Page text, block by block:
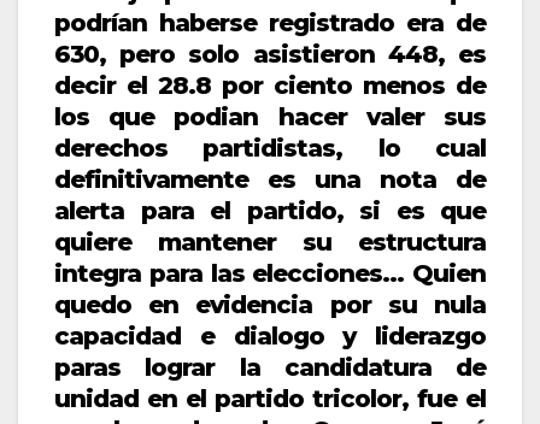
podrían haberse registrado era de
630, pero solo asistieron 448, es
decir el 28.8 por ciento menos de
los que podian hacer valer sus
derechos partidistas, lo cual
definitivamente es una nota de
alerta para el partido, si es que
quiere mantener su estructura
integra para las elecciones… Quien
quedo en evidencia por su nula
capacidad e dialogo y liderazgo
paras lograr la candidatura de
unidad en el partido tricolor, fue el